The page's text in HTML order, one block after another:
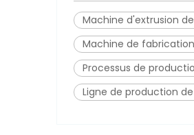
Machine d'extrusion
Machine de
Processus de
Ligne de production